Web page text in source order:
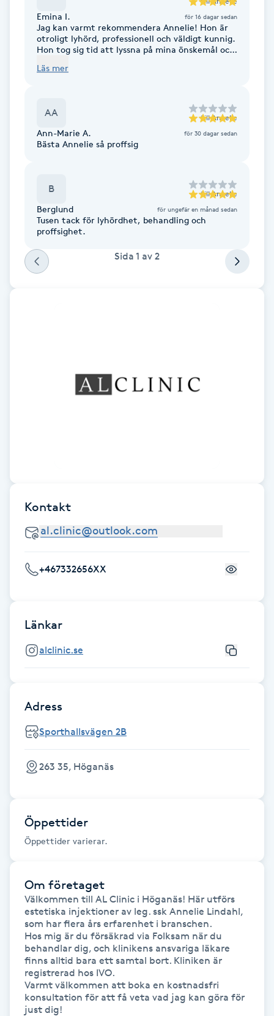
Fotsvamp
Fotvård
Fransborttagning
Fransfärgning
Fransförlängning
Fransförlängning Megavolym
Fransförlängning Volym
Fransk manikyr
Färgning
Föning
Gelenaglar
Gellack
Gellack med förstärkning
Gravidmassage
Gruppträning
Hatha Yoga
Headspa
Healing
Herrklippning
Emina I. för 16 dagar sedan
Jag kan varmt rekommendera Annelie! Hon är
otroligt lyhörd, professionell och väldigt kunnig.
Hon tog sig tid att lyssna på mina önskemål och
Samtidigt använde hon sin erfarenhet och
föreställt mig. Jag kände mig trygg och väl
omhändertagen under hela behandlingen. Jag
Läs mer
AA till Annelie
Ann-Marie A. för 30 dagar sedan
Bästa Annelie så proffsig
B till Annelie
Berglund för ungefär en månad sedan
Tusen tack för lyhördhet, behandling och
proffsighet.
Sida 1 av 2
Kontakt
+467332656XX
Länkar
alclinic.se
Adress
Sporthallsvägen 2B
263 35, Höganäs
Öppettider
Öppettider varierar.
Om företaget
Välkommen till AL Clinic i Höganäs! Här utförs
estetiska injektioner av leg. ssk Annelie Lindahl,
som har flera års erfarenhet i branschen.
Hos mig är du försäkrad via Folksam när du
behandlar dig, och klinikens ansvariga läkare
finns alltid bara ett samtal bort. Kliniken är
registrerad hos IVO.
Varmt välkommen att boka en kostnadsfri
konsultation för att få veta vad jag kan göra för
just dig!